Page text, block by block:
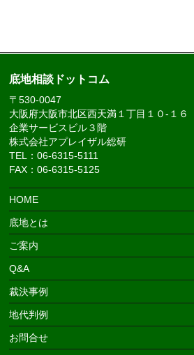
底地相談ドットコム
〒530-0047
大阪府大阪市北区西天満１丁目１０-１６
企業サービスビル３階
株式会社アプレイザル総研
TEL：06-6315-5111
FAX：06-6315-5125
HOME
底地とは
ご案内
Q&A
裁決事例
地代判例
お問合せ